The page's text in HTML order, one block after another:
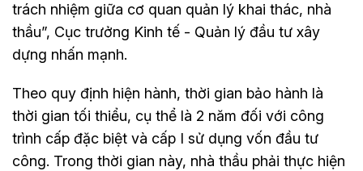
trách nhiệm giữa cơ quan quản lý khai thác, nhà
thầu”, Cục trưởng Kinh tế - Quản lý đầu tư xây
dựng nhấn mạnh.
Theo quy định hiện hành, thời gian bảo hành là
thời gian tối thiểu, cụ thể là 2 năm đối với công
trình cấp đặc biệt và cấp I sử dụng vốn đầu tư
công. Trong thời gian này, nhà thầu phải thực hiện